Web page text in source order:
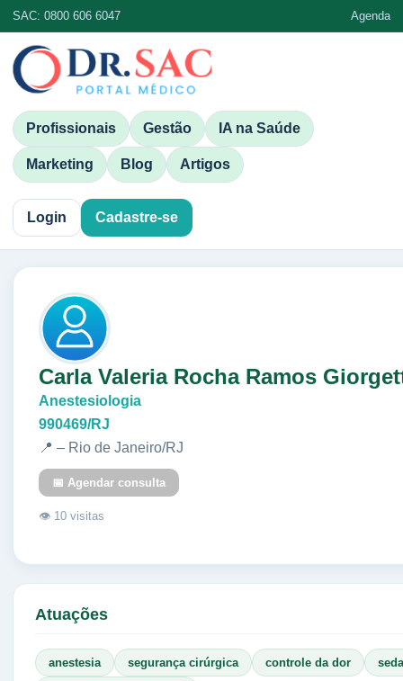
SAC: 0800 606 6047 Agenda
Profissionais Gestão IA na Saúde
Marketing Blog Artigos
Login Cadastre-se
Carla Valeria Rocha Ramos
Anestesiologia
990469/RJ
📍 – Rio de Janeiro/RJ
📅 Agendar consulta
👁 10 visitas
Atuações
anestesia segurança cirúrgica controle da dor